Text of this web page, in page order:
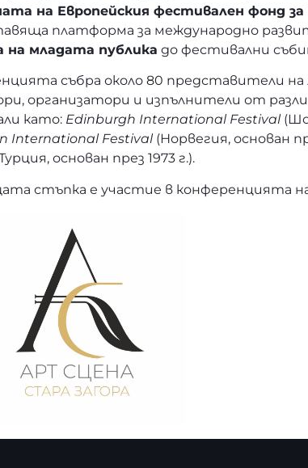
на Европейския фестивален фонд
платформа за международно
на младата публика до фестивални
събра около 80 представители
организатори и изпълнители от
като: Edinburgh International Festival
International Festival(Норвегия, основан
основан през 1973 г.).
стъпка е участие в конференцията